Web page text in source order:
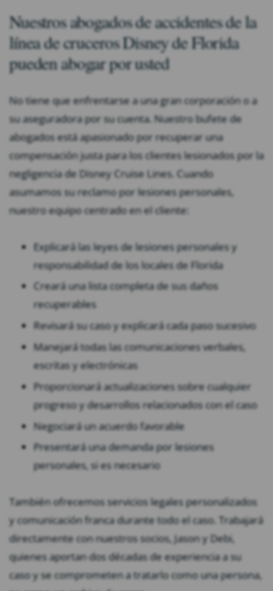
Nuestros abogados de accidentes de la
línea de cruceros Disney de Florida
pueden abogar por usted
No tiene que enfrentarse a una gran corporación o a
su aseguradora por su cuenta. Nuestro bufete de
abogados está apasionado por recuperar una
compensación justa para los clientes lesionados por la
negligencia de Disney Cruise Lines. Cuando
asumamos su reclamo por lesiones personales,
nuestro equipo centrado en el cliente:
Explicará las leyes de lesiones personales y
responsabilidad de los locales de Florida
Creará una lista completa de sus daños
recuperables
Revisará su caso y explicará cada paso sucesivo
Manejará todas las comunicaciones verbales,
escritas y electrónicas
Proporcionará actualizaciones sobre cualquier
progreso y desarrollos relacionados con el caso
Negociará un acuerdo favorable
Presentará una demanda por lesiones
personales, si es necesario
También ofrecemos servicios legales personalizados
y comunicación franca durante todo el caso. Trabajará
directamente con nuestros socios, Jason y Debi,
quienes aportan dos décadas de experiencia a su
caso y se comprometen a tratarlo como una persona,